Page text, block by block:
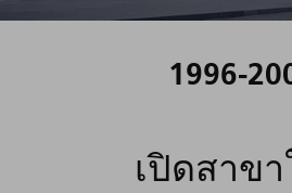
1996-
เปิดสาข